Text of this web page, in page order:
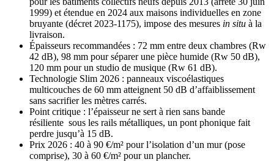
1999) et étendue en 2024 aux maisons individuelles en zone
bruyante (décret 2023-1175), impose des mesures in situ à la
livraison.
Épaisseurs recommandées : 72 mm entre deux chambres (Rw
42 dB), 98 mm pour séparer une pièce humide (Rw 50 dB),
120 mm pour un studio de musique (Rw 61 dB).
Technologie Slim 2026 : panneaux viscoélastiques
multicouches de 60 mm atteignent 50 dB d’affaiblissement
sans sacrifier les mètres carrés.
Point critique : l’épaisseur ne sert à rien sans bande
résiliente sous les rails métalliques, un pont phonique fait
perdre jusqu’à 15 dB.
Prix 2026 : 40 à 90 €/m² pour l’isolation d’un mur (pose
comprise), 30 à 60 €/m² pour un plancher.